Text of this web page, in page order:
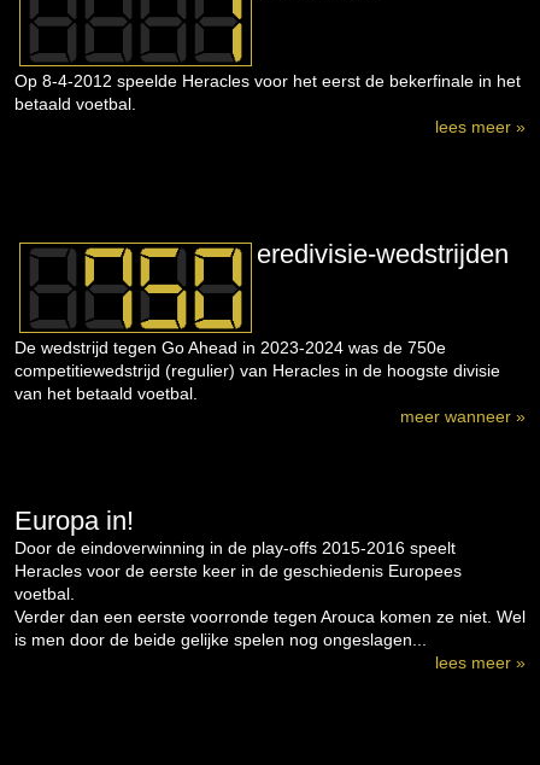
Op 8-4-2012 speelde Heracles voor het eerst de bekerfinale in het
betaald voetbal.
lees meer »
eredivisie-wedstrijden
De wedstrijd tegen Go Ahead in 2023-2024 was de 750e
competitiewedstrijd (regulier) van Heracles in de hoogste divisie
van het betaald voetbal.
meer wanneer »
Europa in!
Door de eindoverwinning in de play-offs 2015-2016 speelt
Heracles voor de eerste keer in de geschiedenis Europees
voetbal.
Verder dan een eerste voorronde tegen Arouca komen ze niet. Wel
is men door de beide gelijke spelen nog ongeslagen...
lees meer »